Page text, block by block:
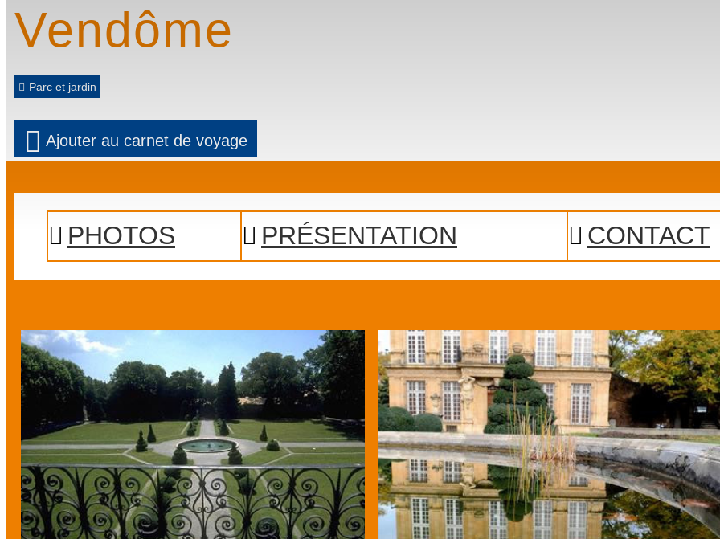
Vendôme
Parc et jardin
Ajouter au carnet de voyage
PHOTOS PRÉSENTATION CONTACT
Next